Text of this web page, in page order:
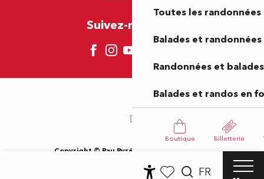
Toutes les randonnées
Balades et
Randonnées et
Balades et randos en
Boutique Billetterie
FR
Suivez-nous ici !
Copyright © Pau Pyrénées Tourisme 2024
Gestion des cookies
Accessibilité du site : Non-conforme